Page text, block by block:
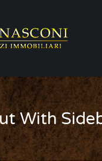
With